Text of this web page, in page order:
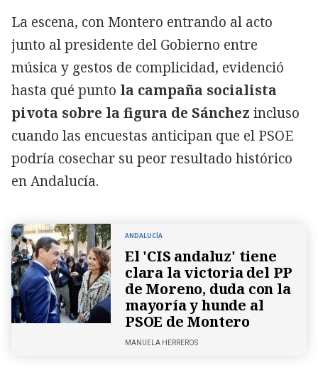
La escena, con Montero entrando al acto
junto al presidente del Gobierno entre
música y gestos de complicidad, evidenció
hasta qué punto la campaña socialista
pivota sobre la figura de Sánchez incluso
cuando las encuestas anticipan que el PSOE
podría cosechar su peor resultado histórico
en Andalucía.
ANDALUCÍA
El 'CIS andaluz' tiene
clara la victoria del PP
de Moreno, duda con la
mayoría y hunde al
PSOE de Montero
MANUELA HERREROS